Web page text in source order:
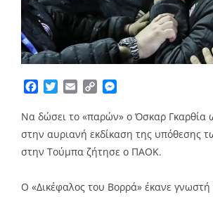
Facebook
TwitterEmailCopy
Να δώσει το «παρών» ο Όσκαρ Γκαρθία
στην αυριανή εκδίκαση της υπόθεσης
στην Τούμπα ζήτησε ο ΠΑΟΚ.
Ο «Δικέφαλος του Βορρά» έκανε γνωστή